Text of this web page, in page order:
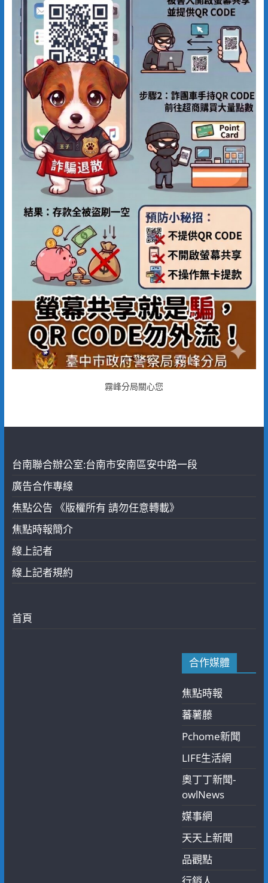
霧峰分局關心您
台南聯合辦公室:台南市安南區安中路一段
廣告合作專線
焦點公告 《版權所有 請勿任意轉載》
焦點時報簡介
線上記者
線上記者規約
首頁
合作媒體
焦點時報
蕃薯藤
Pchome新聞
LIFE生活網
奧丁丁新聞-
owlNews
媒事網
天天上新聞
品觀點